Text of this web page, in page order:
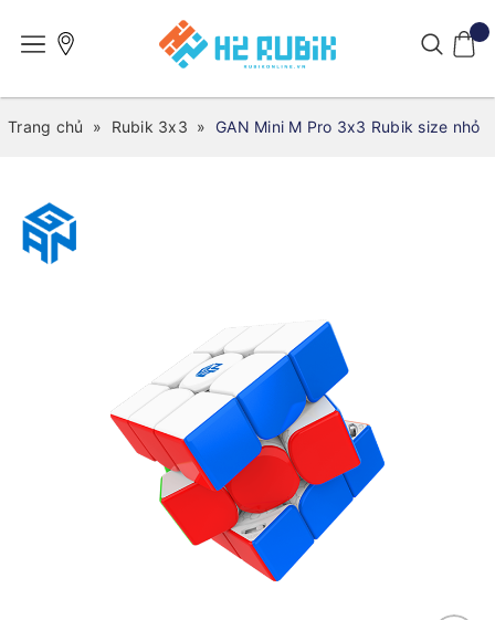
Trang chủ » Rubik 3x3 » GAN Mini M Pro 3x3 Rubik size nhỏ